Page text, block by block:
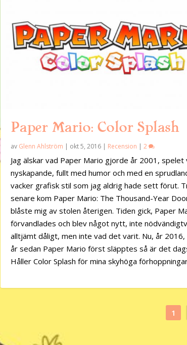
Paper Mario: Color Splash
av Glenn Ahlström | okt 5, 2016| Recension | 2
Jag älskar vad Paper Mario gjorde år 2001, spelet
nyskapande, fullt med humor och med en
vacker grafisk stil som jag aldrig hade sett förut.
senare kom Paper Mario: The Thousand-Year
blåste mig av stolen återigen. Tiden gick, Paper
förvandlades och blev något nytt, inte
alltjämt dåligt, men inte vad det varit. Nu, år
år sedan Paper Mario först släpptes så är det
Håller Color Splash för mina skyhöga
1